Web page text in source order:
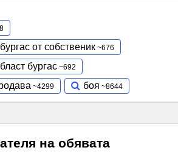
от собственик
бургас
боя
на обявата